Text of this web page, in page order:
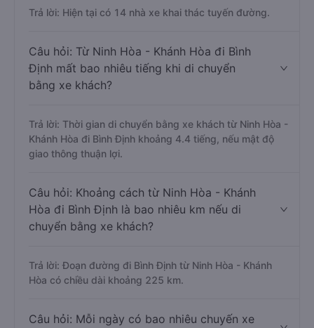
Trả lời: Hiện tại có 14 nhà xe khai thác tuyến đường.
Câu hỏi: Từ Ninh Hòa - Khánh Hòa đi Bình
Định mất bao nhiêu tiếng khi di chuyển
bằng xe khách?
Trả lời: Thời gian di chuyển bằng xe khách từ Ninh Hòa -
Khánh Hòa đi Bình Định khoảng 4.4 tiếng, nếu mật độ
giao thông thuận lợi.
Câu hỏi: Khoảng cách từ Ninh Hòa - Khánh
Hòa đi Bình Định là bao nhiêu km nếu di
chuyển bằng xe khách?
Trả lời: Đoạn đường đi Bình Định từ Ninh Hòa - Khánh
Hòa có chiều dài khoảng 225 km.
Câu hỏi: Mỗi ngày có bao nhiêu chuyến xe